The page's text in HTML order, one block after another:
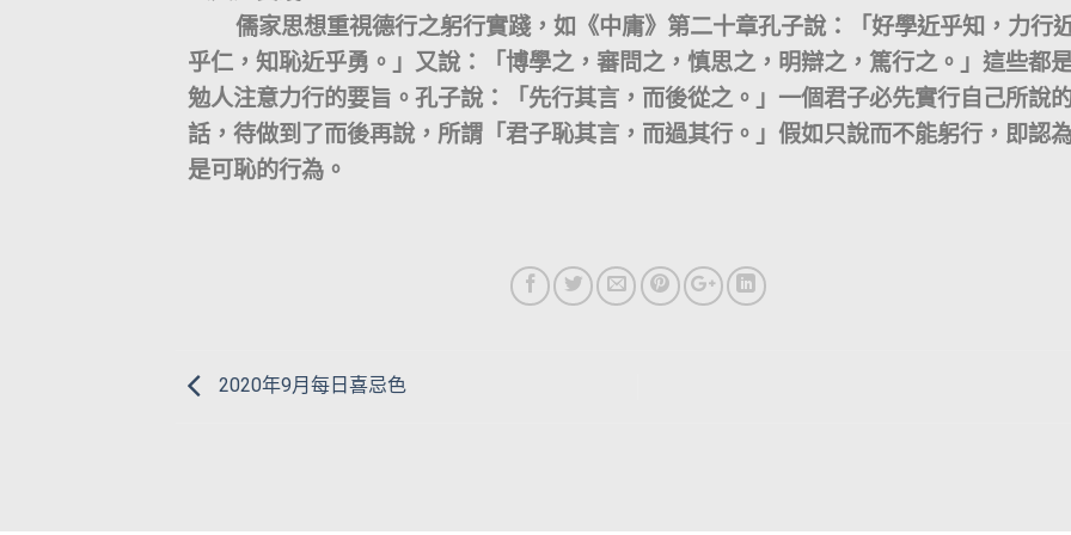
儒家思想重視德行之躬行實踐，如《中庸》第二十章孔子說：「好學近乎知，力行
乎仁，知恥近乎勇。」又說：「博學之，審問之，慎思之，明辯之，篤行之。」這些都
勉人注意力行的要旨。孔子說：「先行其言，而後從之。」一個君子必先實行自己所說
話，待做到了而後再說，所謂「君子恥其言，而過其行。」假如只說而不能躬行，即認
是可恥的行為。
2020年9月每日喜忌色